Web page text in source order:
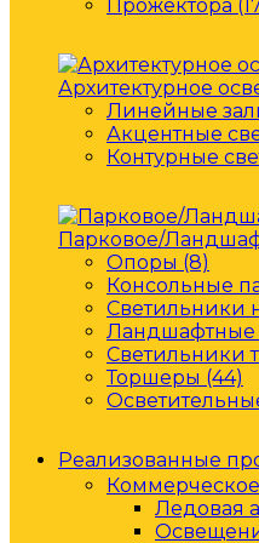
Прожектора
Архитектурное
Линейные
Акцентные
Контурные
Парковое/
Опоры (8)
Консольные
Светильники
Ландшафтные
Светильники
Торшеры (44)
Реализованные
Ледовая